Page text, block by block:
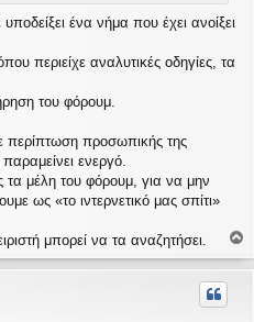
ένα νήμα που έχει ανοίξει
περιείχε αναλυτικές οδηγίες, τα
του φόρουμ.
περίπτωση προσωπικής της
ενεργό.
τα μέλη του φόρουμ, για να μην
ως «το ιντερνετικό μας σπίτι»
μπορεί να τα αναζητήσει.
ο
ρ